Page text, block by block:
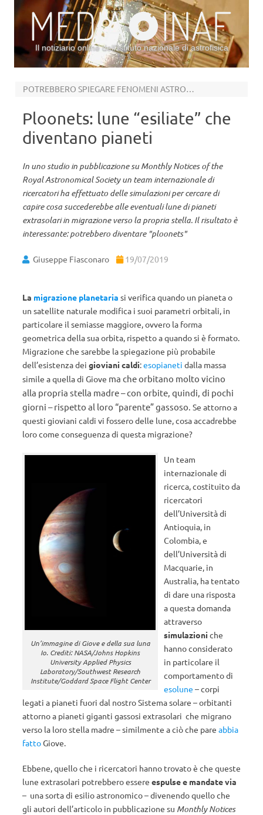
Il notiziario online dell’Istituto nazionale di astrofisica
POTREBBERO SPIEGARE FENOMENI ASTRONOMICI IRRISOLTI
Ploonets: lune “esiliate” che
diventano pianeti
In uno studio in pubblicazione su Monthly Notices of the
Royal Astronomical Society un team internazionale di
ricercatori ha effettuato delle simulazioni per cercare di
capire cosa succederebbe alle eventuali lune di pianeti
extrasolari in migrazione verso la propria stella. Il risultato è
interessante: potrebbero diventare "ploonets"
Giuseppe Fiasconaro 19/07/2019
La migrazione planetaria si verifica quando un pianeta o
un satellite naturale modifica i suoi parametri orbitali, in
particolare il semiasse maggiore, ovvero la forma
geometrica della sua orbita, rispetto a quando si è formato.
Migrazione che sarebbe la spiegazione più probabile
dell’esistenza dei gioviani caldi:esopianeti dalla massa
simile a quella di Giove ma che orbitano molto vicino
alla propria stella madre –con orbite, quindi, di pochi
giorni –rispetto al loro “parente” gassoso. Se attorno a
questi gioviani caldi vi fossero delle lune, cosa accadrebbe
loro come conseguenza di questa migrazione?
Un’immagine di Giove e della sua luna
Io. Crediti: NASA/Johns Hopkins
University Applied Physics
Laboratory/Southwest Research
Institute/Goddard Space Flight Center
Un team
internazionale di
ricerca, costituito da
ricercatori
dell’Università di
Antioquia, in
Colombia, e
dell’Università di
Macquarie, in
Australia, ha tentato
di dare una risposta
a questa domanda
attraverso
simulazioni che
hanno considerato
in particolare il
comportamento di
esolune – corpi
legati a pianeti fuori dal nostro Sistema solare – orbitanti
attorno a pianeti giganti gassosi extrasolari che migrano
verso la loro stella madre – similmente a ciò che pare abbia
fattoGiove.
Ebbene, quello che i ricercatori hanno trovato è che queste
lune extrasolari potrebbero essere espulse e mandate via
– una sorta di esilio astronomico – divenendo quello che
gli autori dell’articolo in pubblicazione su Monthly Notices